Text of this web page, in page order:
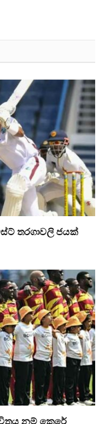
තරගාවලි ජයක්
නම් කෙරේ